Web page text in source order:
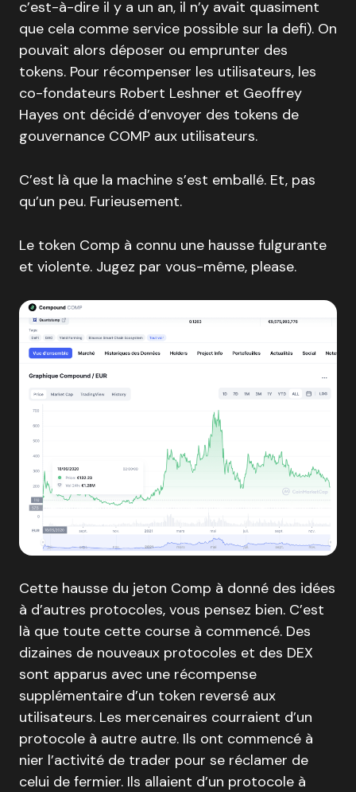
c’est-à-dire il y a un an, il n’y avait quasiment
que cela comme service possible sur la defi). On
pouvait alors déposer ou emprunter des
tokens. Pour récompenser les utilisateurs, les
co-fondateurs Robert Leshner et Geoffrey
Hayes ont décidé d’envoyer des tokens de
gouvernance COMP aux utilisateurs.
C’est là que la machine s’est emballé. Et, pas
qu’un peu. Furieusement.
Le token Comp à connu une hausse fulgurante
et violente. Jugez par vous-même, please.
Cette hausse du jeton Comp à donné des idées
à d’autres protocoles, vous pensez bien. C’est
là que toute cette course à commencé. Des
dizaines de nouveaux protocoles et des DEX
sont apparus avec une récompense
supplémentaire d’un token reversé aux
utilisateurs. Les mercenaires courraient d’un
protocole à autre autre. Ils ont commencé à
nier l’activité de trader pour se réclamer de
celui de fermier. Ils allaient d’un protocole à